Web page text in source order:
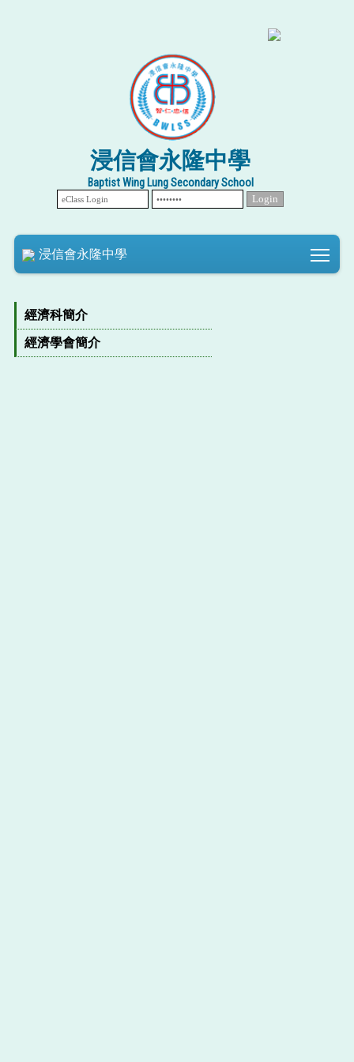
浸信會永隆中學
Baptist Wing Lung Secondary School
浸信會永隆中學
經濟科簡介
經濟學會簡介